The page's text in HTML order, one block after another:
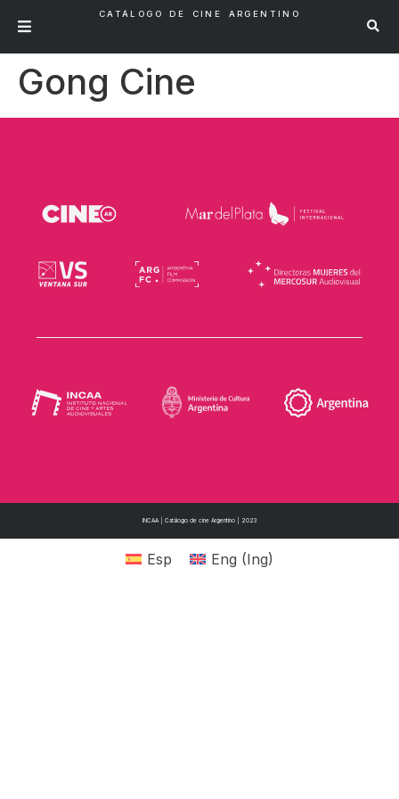
CATÁLOGO DE CINE ARGENTINO
Gong Cine
INCAA | Catálogo de cine Argentino | 2023
Esp Eng (Ing)